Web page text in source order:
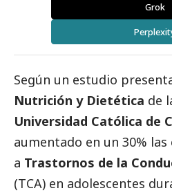
Grok
Según un estudio
Nutrición y Dietética de
Universidad Católica de
aumentado en un 30%
a Trastornos de la
(TCA) en adolescentes